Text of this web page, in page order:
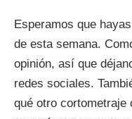
Esperamos que
de esta semana.
opinión, así que
redes sociales.
qué otro cortometraje